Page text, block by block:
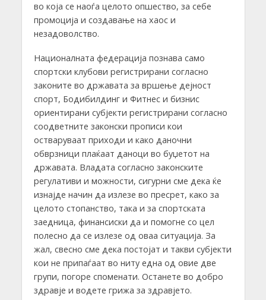
во која се наоѓа целото опшество, за себе
промоција и создавање на хаос и
незадоволство.
Националната федерација познава само
спортски клубови регистрирани согласно
законите во државата за вршење дејност
спорт, Бодибилдинг и Фитнес и бизнис
ориентирани субјекти регистрирани согласно
соодветните законски прописи кои
остваруваат приходи и како даночни
обврзници плаќаат даноци во буџетот на
државата. Владата согласно законските
регулативи и можности, сигурни сме дека ќе
изнајде начин да излезе во пресрет, како за
целото стопанство, така и за спортската
заедница, финансиски да и помогне со цел
полесно да се излезе од оваа ситуација. За
жал, свесно сме дека постојат и такви субјекти
кои не припаѓаат во ниту една од овие две
групи, погоре споменати. Останете во добро
здравје и водете грижа за здравјето.